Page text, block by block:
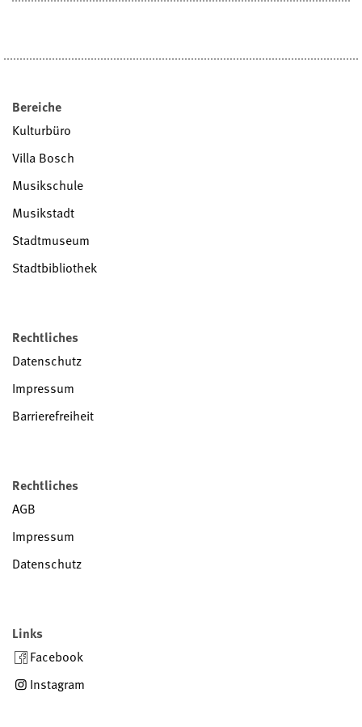
Bereiche
Kulturbüro
Villa Bosch
Musikschule
Musikstadt
Stadtmuseum
Stadtbibliothek
Rechtliches
Datenschutz
Impressum
Barrierefreiheit
Rechtliches
AGB
Impressum
Datenschutz
Links
Facebook
Instagram